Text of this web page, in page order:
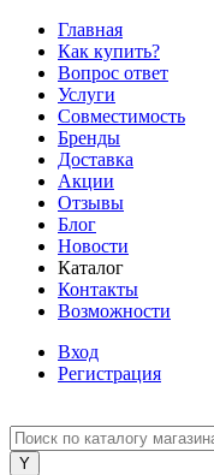
Главная
Как купить?
Вопрос ответ
Услуги
Совместимость
Бренды
Доставка
Акции
Отзывы
Блог
Новости
Каталог
Контакты
Возможности
Вход
Регистрация